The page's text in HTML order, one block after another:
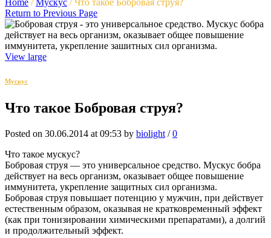
Home / Мускус / Что такое Бобровая струя?
Return to Previous Page
View large
Мускус
Что такое Бобровая струя?
Posted on 30.06.2014 at 09:53 by biolight /0
Что такое мускус?
Бобровая струя — это универсальное средство. Мускус бобра
действует на весь организм, оказывает общее повышение
иммунитета, укрепление защитных сил организма.
Бобровая струя повышает потенцию у мужчин, при действует
естественным образом, оказывая не кратковременный эффект
(как при тонизировании химическими препаратами), а долгий
и продолжительный эффект.